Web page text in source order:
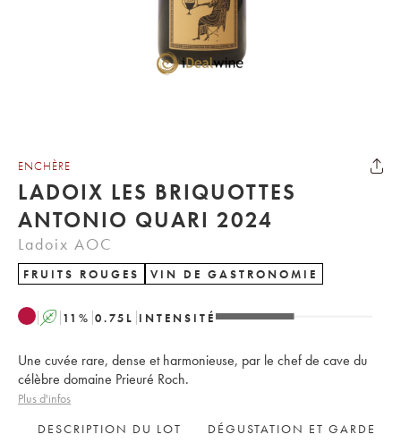
ENCHÈRE
LADOIX LES BRIQUOTTES
ANTONIO QUARI 2024
Ladoix AOC
FRUITS ROUGES VIN DE GASTRONOMIE
A 11 % 0.75 L INTENSITÉ
Une cuvée rare, dense et harmonieuse, par le chef de cave du
célèbre domaine Prieuré Roch.
Plus d'infos
DESCRIPTION DU LOT
DÉGUSTATION ET GARDE